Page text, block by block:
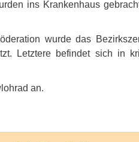
ins Krankenhaus
wurde das
Letztere befindet sich in
an.